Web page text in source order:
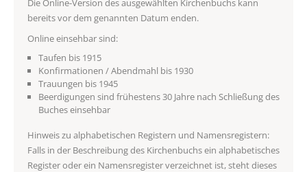
Die Online-Version des ausgewählten Kirchenbuchs kann
bereits vor dem genannten Datum enden.
Online einsehbar sind:
Taufen bis 1915
Konfirmationen / Abendmahl bis 1930
Trauungen bis 1945
Beerdigungen sind frühestens 30 Jahre nach Schließung des
Buches einsehbar
Hinweis zu alphabetischen Registern und Namensregistern:
Falls in der Beschreibung des Kirchenbuchs ein alphabetisches
Register oder ein Namensregister verzeichnet ist, steht dieses